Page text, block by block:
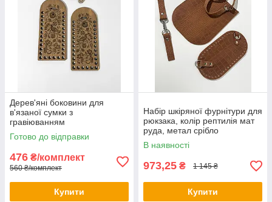
Дерев'яні боковини для
в'язаної сумки з
гравіюванням
Петриківка,17.5х7.5
Готово до відправки
476 ₴/комплект
560 ₴/комплект
Купити
Набір шкіряної фурнітури для
рюкзака, колір рептилія мат
руда, метал срібло
В наявності
973,25 ₴ 1 145 ₴
Купити